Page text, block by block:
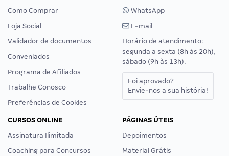
Como Comprar
Loja Social
Validador de documentos
Conveniados
Programa de Afiliados
Trabalhe Conosco
Preferências de Cookies
WhatsApp
E-mail
Horário de atendimento:
segunda a sexta (8h às 20h),
sábado (9h às 13h).
Foi aprovado?
Envie-nos a sua história!
CURSOS ONLINE
Assinatura Ilimitada
Coaching para Concursos
PÁGINAS ÚTEIS
Depoimentos
Material Grátis